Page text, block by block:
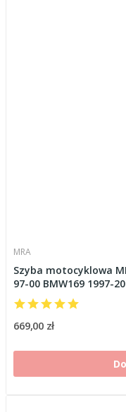
MRA
Szyba motocyklowa
97-00 BMW169 1997-
669,00 zł